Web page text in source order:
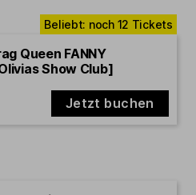
Queen FANNY
Show Club]
Jetzt buchen